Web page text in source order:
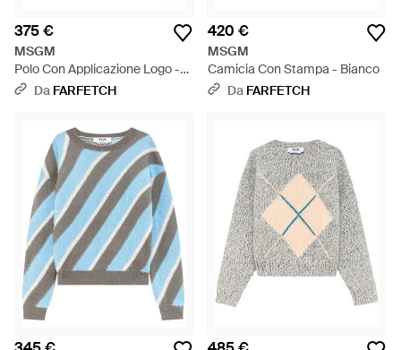
375 €
MSGM
Polo Con Applicazione Logo -
Grigio
Da FARFETCH
420 €
MSGM
Camicia Con Stampa - Bianco
Da FARFETCH